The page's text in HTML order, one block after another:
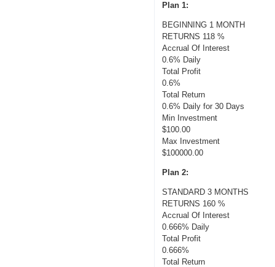
Plan 1:
BEGINNING 1 MONTH
RETURNS 118 %
Accrual Of Interest
0.6% Daily
Total Profit
0.6%
Total Return
0.6% Daily for 30 Days
Min Investment
$100.00
Max Investment
$100000.00
Plan 2:
STANDARD 3 MONTHS
RETURNS 160 %
Accrual Of Interest
0.666% Daily
Total Profit
0.666%
Total Return